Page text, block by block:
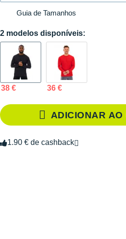
Guia de Tamanhos
2 modelos disponíveis:
38 € 36 €
ADICIONAR AO
1.90 € de cashback